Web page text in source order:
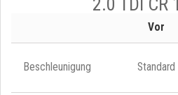
Vor
Beschleunigung Standard